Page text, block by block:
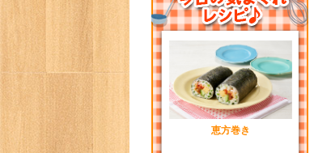
恵方巻き